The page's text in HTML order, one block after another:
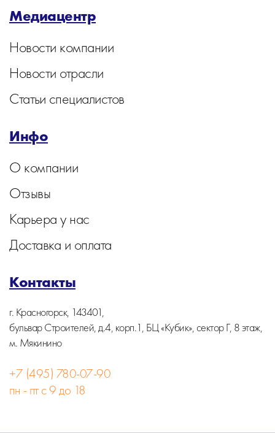
Медиацентр
Новости компании
Новости отрасли
Статьи специалистов
Инфо
О компании
Отзывы
Карьера у нас
Доставка и оплата
Контакты
г. Красногорск, 143401,
бульвар Строителей, д.4, корп.1, БЦ «Кубик», сектор Г, 8 этаж,
м. Мякинино
+7 (495) 780-07-90
пн - пт с 9 до 18